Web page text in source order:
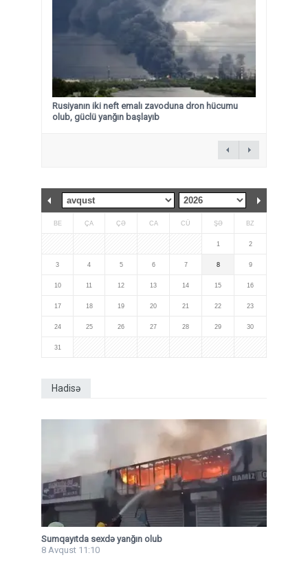
Rusiyanın iki neft emalı zavoduna dron hücumu
olub, güclü yanğın başlayıb
BE ÇA ÇƏ CA CÜ ŞƏ BZ
1 2
3 4 5 6 7 8 9
10 11 12 13 14 15 16
17 18 19 20 21 22 23
24 25 26 27 28 29 30
31
Hadisə
Sumqayıtda sexdə yanğın olub
8 Avqust 11:10